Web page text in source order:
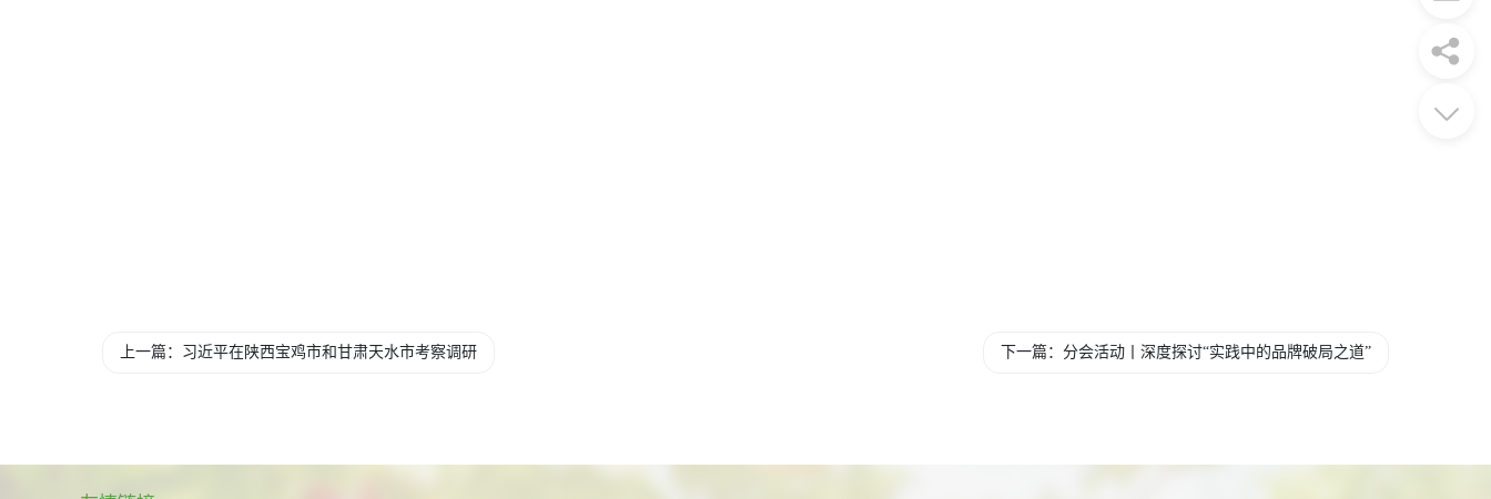
上一篇：习近平在陕西宝鸡市和甘肃天水市考察调研 下一篇：分会活动丨深度探讨“实践中的品牌破局之道”